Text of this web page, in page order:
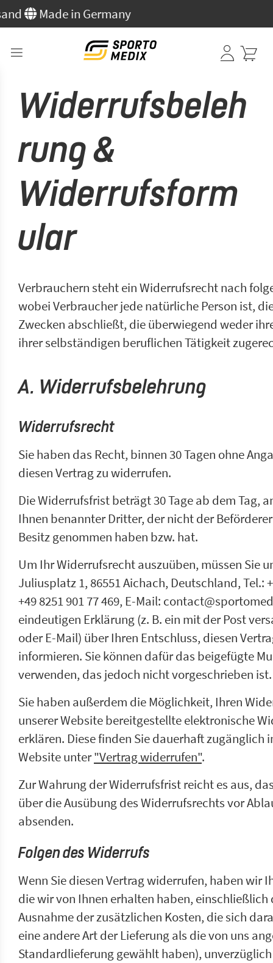
Made in Germany
Anmelden
Widerrufsbeleh
rung &
Widerrufsform
ular
Verbrauchern steht ein Widerrufsrecht nach
wobei Verbraucher jede natürliche Person ist,
Zwecken abschließt, die überwiegend weder
ihrer selbständigen beruflichen Tätigkeit
A. Widerrufsbelehrung
Widerrufsrecht
Sie haben das Recht, binnen 30 Tagen ohne
diesen Vertrag zu widerrufen.
Die Widerrufsfrist beträgt 30 Tage ab dem Tag,
Ihnen benannter Dritter, der nicht der
Besitz genommen haben bzw. hat.
Um Ihr Widerrufsrecht auszuüben, müssen Sie
Juliusplatz 1, 86551 Aichach, Deutschland, Tel.:
+49 8251 901 77 469, E-Mail:
eindeutigen Erklärung (z. B. ein mit der Post
oder E-Mail) über Ihren Entschluss, diesen
informieren. Sie können dafür das beigefügte
verwenden, das jedoch nicht vorgeschrieben ist.
Sie haben außerdem die Möglichkeit, Ihren
unserer Website bereitgestellte elektronische
erklären. Diese finden Sie dauerhaft zugänglich
Website unter"Vertrag widerrufen".
Zur Wahrung der Widerrufsfrist reicht es aus,
über die Ausübung des Widerrufsrechts vor
absenden.
Folgen des Widerrufs
Wenn Sie diesen Vertrag widerrufen, haben wir
die wir von Ihnen erhalten haben,
Ausnahme der zusätzlichen Kosten, die sich
eine andere Art der Lieferung als die von uns
Standardlieferung gewählt haben),